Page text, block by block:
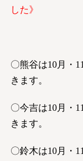
した》
〇熊谷は10月・
きます。
〇今吉は10月・
きます。
〇鈴木は10月・